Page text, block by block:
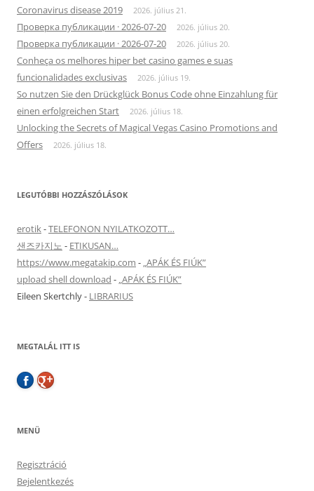
Coronavirus disease 2019 2026. július 21.
Проверка публикации · 2026-07-20 2026. július 20.
Проверка публикации · 2026-07-20 2026. július 20.
Conheça os melhores hiper bet casino games e suas
funcionalidades exclusivas
2026. július 19.
So nutzen Sie den Drückglück Bonus Code ohne Einzahlung für
einen erfolgreichen Start
2026. július 18.
Unlocking the Secrets of Magical Vegas Casino Promotions and
Offers
2026. július 18.
LEGUTÓBBI HOZZÁSZÓLÁSOK
erotik-TELEFONON NYILATKOZOTT…
샌즈카지노 - ETIKUSAN…
https://www.megatakip.com - „APÁK ÉS FIÚK”
upload shell download - „APÁK ÉS FIÚK”
Eileen Skertchly- LIBRARIUS
MEGTALÁL ITT IS
MENÜ
Regisztráció
Bejelentkezés